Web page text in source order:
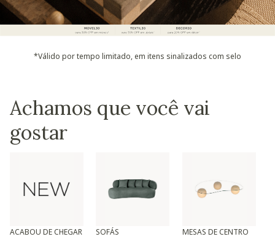
*Válido por tempo limitado, em itens sinalizados com selo
Achamos que você vai
gostar
ACABOU DE CHEGAR SOFÁS MESAS DE CENTRO